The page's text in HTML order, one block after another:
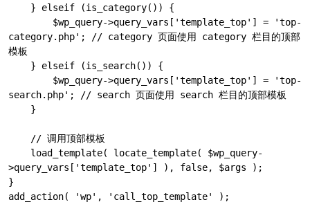
category.php'; // category 页面使用 category 栏目的顶部
模板
search.php'; // search 页面使用 search 栏目的顶部模板
>query_vars['template_top'] ), false, $args );
}
add_action( 'wp', 'call_top_template' );